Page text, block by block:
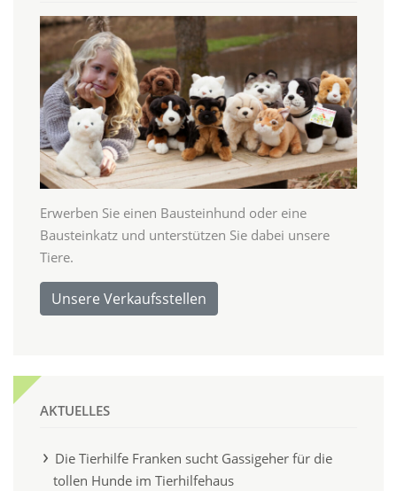
Erwerben Sie einen Bausteinhund oder eine
Bausteinkatz und unterstützen Sie dabei unsere
Tiere.
Unsere Verkaufsstellen
AKTUELLES
Die Tierhilfe Franken sucht Gassigeher für die
tollen Hunde im Tierhilfehaus